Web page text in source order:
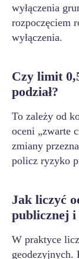
wyłączenia
rozpoczęciem
wyłączenia.
Czy limit
podział?
To zależy od
oceni „zwarte
zmiany
policz ryzyko
Jak liczyć
publicznej i
W praktyce
geodezyjnych.